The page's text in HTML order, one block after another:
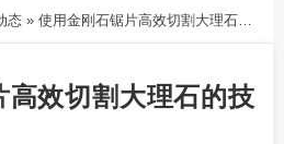
态 » 使用金刚石锯片高效切割大理石的技巧
高效切割大理石的技